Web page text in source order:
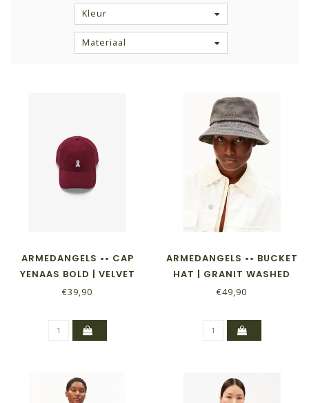
Kleur
Materiaal
ARMEDANGELS •• CAP
YENAAS BOLD | VELVET
RED
€39,90
ARMEDANGELS •• BUCKET
HAT | GRANIT WASHED
€49,90